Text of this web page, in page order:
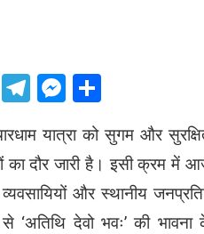
Twitter
Telegram
Messenger
यात्रा को सुगम और
दौर जारी है। इसी क्रम में
व्यवसायियों और स्थानीय
से ‘अतिथि देवो भवः’ की